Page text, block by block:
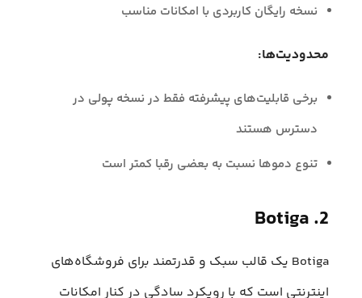
نسخه رایگان کاربردی با امکانات مناسب
محدودیت‌ها:
برخی قابلیت‌های پیشرفته فقط در نسخه پولی در
دسترس هستند
تنوع دموها نسبت به بعضی رقبا کمتر است
2. Botiga
Botiga یک قالب سبک و قدرتمند برای فروشگاه‌های
اینترنتی است که با رویکرد سادگی در کنار امکانات